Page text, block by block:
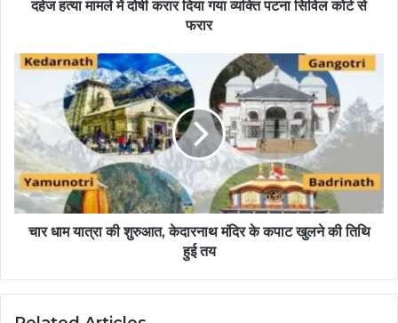
दहेज हत्या मामले में दोषी करार दिया गया व्यक्ति पटना सिविल कोर्ट से
फरार
चार धाम यात्रा की शुरुआत, केदारनाथ मंदिर के कपाट खुलने की तिथि
हुई तय